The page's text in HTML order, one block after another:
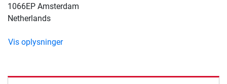
1066EP Amsterdam
Netherlands
Vis oplysninger